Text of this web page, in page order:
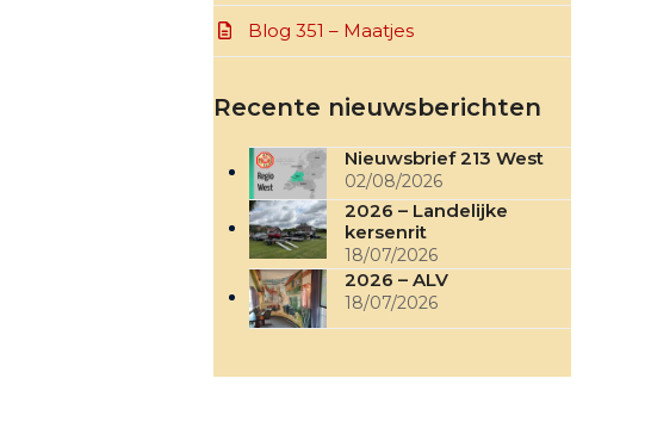
Blog 351 – Maatjes
Recente nieuwsberichten
Nieuwsbrief 213 West
02/08/2026
2026 – Landelijke
kersenrit
18/07/2026
2026 – ALV
18/07/2026